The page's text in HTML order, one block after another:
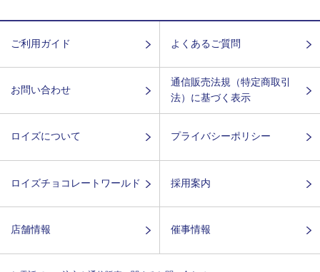
ご利用ガイド よくあるご質問
お問い合わせ
通信販売法規（特定商取引
法）に基づく表示
ロイズについて プライバシーポリシー
ロイズチョコレートワールド 採用案内
店舗情報 催事情報